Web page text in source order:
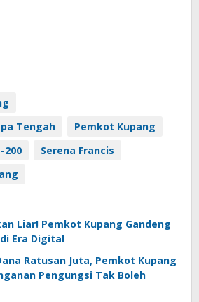
Tengah
Pemkot Kupang
200
Serena Francis
Liar! Pemkot Kupang Gandeng
Era Digital
Ratusan Juta, Pemkot Kupang
Pengungsi Tak Boleh